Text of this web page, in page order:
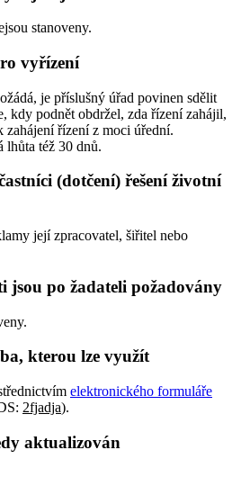
stanoveny.
vyřízení
je příslušný úřad povinen sdělit
kdy podnět obdržel, zda řízení zahájil,
zahájení řízení z moci úřední.
lhůta též 30 dnů.
(dotčení) řešení životní
její zpracovatel, šiřitel nebo
jsou po žadateli požadovány
kterou lze využít
elektronického formuláře
2fjadja).
aktualizován